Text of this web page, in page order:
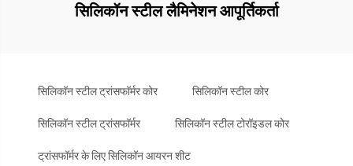
सिलिकॉन स्टील लैमिनेशन आपूर्तिकर्ता
सिलिकॉन स्टील ट्रांसफॉर्मर कोर सिलिकॉन स्टील कोर
सिलिकॉन स्टील ट्रांसफॉर्मर सिलिकॉन स्टील टोरॉइडल कोर
ट्रांसफॉर्मर के लिए सिलिकॉन आयरन शीट